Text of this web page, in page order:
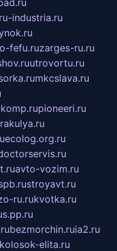
ru-industria.ru
fefu.ruzarges-ru.ru
utrovortu.ru
mkcslava.ru
pioneeri.ru
ecolog.org.ru
avto-vozim.ru
stroyavt.ru
ru.rukvotka.ru
bezmorchin.ruia2.ru
kolosok-elita.ru